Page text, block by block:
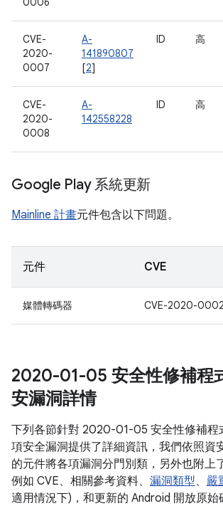
CVE-
2020-
0007
A-
141890807
[2]
ID 高
CVE-
2020-
0008
A-
142558228
ID 高
Google Play 系統更新
Mainline 計畫元件包含以下問題。
元件 CVE
媒體轉碼器 CVE-2020-0002
2020-01-05 安全性修補程
安漏洞詳情
下列各節針對 2020-01-05 安全性修補程
項安全漏洞提供了詳細資訊，我們依照資
的元件將各項漏洞分門別類，另外也附上
例如 CVE、相關參考資料、 漏洞類型、 嚴
適用情況下)，和更新的 Android 開放原始